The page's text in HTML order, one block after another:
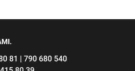
81 | 790 680 540